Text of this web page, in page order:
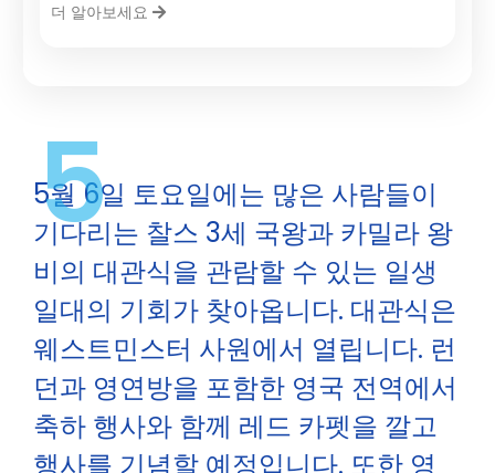
5
5월 6일 토요일에는 많은 사람들이
기다리는 찰스 3세 국왕과 카밀라 왕
비의 대관식을 관람할 수 있는 일생
일대의 기회가 찾아옵니다. 대관식은
웨스트민스터 사원에서 열립니다. 런
던과 영연방을 포함한 영국 전역에서
축하 행사와 함께 레드 카펫을 깔고
행사를 기념할 예정입니다. 또한 영
더 알아보세요